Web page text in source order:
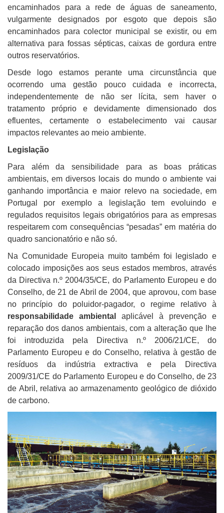
encaminhados para a rede de águas de saneamento,
vulgarmente designados por esgoto que depois são
encaminhados para colector municipal se existir, ou em
alternativa para fossas sépticas, caixas de gordura entre
outros reservatórios.
Desde logo estamos perante uma circunstância que
ocorrendo uma gestão pouco cuidada e incorrecta,
independentemente de não ser lícita, sem haver o
tratamento próprio e devidamente dimensionado dos
efluentes, certamente o estabelecimento vai causar
impactos relevantes ao meio ambiente.
Legislação
Para além da sensibilidade para as boas práticas
ambientais, em diversos locais do mundo o ambiente vai
ganhando importância e maior relevo na sociedade, em
Portugal por exemplo a legislação tem evoluindo e
regulados requisitos legais obrigatórios para as empresas
respeitarem com consequências “pesadas” em matéria do
quadro sancionatório e não só.
Na Comunidade Europeia muito também foi legislado e
colocado imposições aos seus estados membros, através
da Directiva n.º 2004/35/CE, do Parlamento Europeu e do
Conselho, de 21 de Abril de 2004, que aprovou, com base
no princípio do poluidor-pagador, o regime relativo à
responsabilidade ambiental
aplicável à prevenção e
reparação dos danos ambientais, com a alteração que lhe
foi introduzida pela Directiva n.º 2006/21/CE, do
Parlamento Europeu e do Conselho, relativa à gestão de
resíduos da indústria extractiva e pela Directiva
2009/31/CE do Parlamento Europeu e do Conselho, de 23
de Abril, relativa ao armazenamento geológico de dióxido
de carbono.